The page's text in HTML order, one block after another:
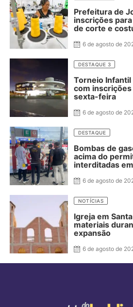
Prefeitura de
inscrições
de corte e
6 de agosto de
DESTAQUE 3
Torneio
com
sexta-feira
6 de agosto de
DESTAQUE
Bombas de
acima do
interditadas
6 de agosto de
NOTÍCIAS
Igreja em
materiais
expansão
6 de agosto de